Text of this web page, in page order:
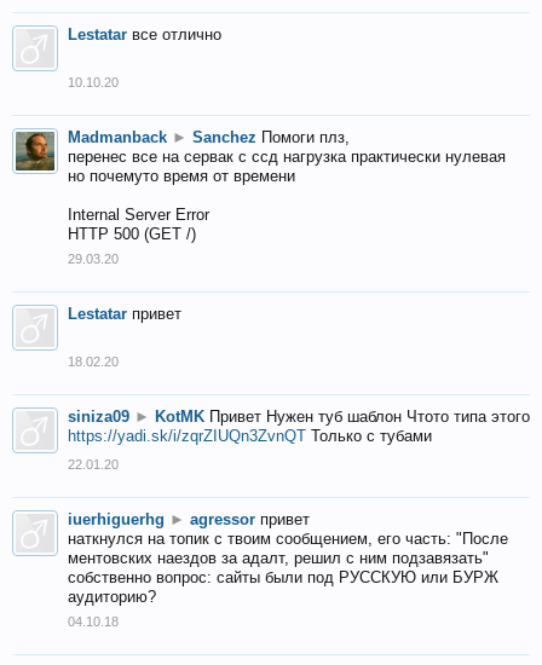
Lestatar все отлично
10.10.20
Madmanback ► Sanchez Помоги плз,
перенес все на сервак с ссд нагрузка практически нулевая
но почемуто время от времени
Internal Server Error
HTTP 500 (GET /)
29.03.20
Lestatar привет
18.02.20
siniza09 ► KotMK Привет Нужен туб шаблон Чтото типа этого
https://yadi.sk/i/zqrZIUQn3ZvnQT Только с тубами
22.01.20
iuerhiguerhg ► agressor привет
наткнулся на топик с твоим сообщением, его часть: "После
ментовских наездов за адалт, решил с ним подзавязать"
собственно вопрос: сайты были под РУССКУЮ или БУРЖ
аудиторию?
04.10.18